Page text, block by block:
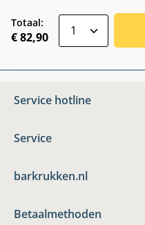
Totaal:
€ 82,90
Service hotline
Service
barkrukken.nl
Betaalmethoden